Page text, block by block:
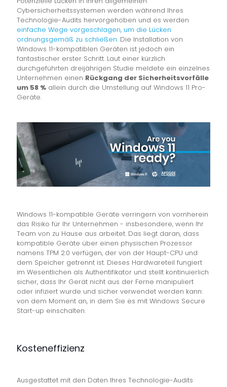
Cybersicherheitssystemen werden während Ihres
Technologie-Audits hervorgehoben und es werden
einfache Wege vorgeschlagen, um die Lücken
ordnungsgemäß zu schließen. Die Installation von
Windows 11-kompatiblen Geräten ist jedoch ein
fantastischer erster Schritt. Laut einer kürzlich
durchgeführten dreijährigen Studie meldete ein einzelnes
Unternehmen einen Rückgang der Sicherheitsvorfälle
um 58 % allein durch die Umstellung auf Windows 11 Pro-
Geräte.
Windows 11-kompatible Geräte verringern von vornherein
das Risiko für Ihr Unternehmen - insbesondere, wenn Ihr
Team von zu Hause aus arbeitet. Das liegt daran, dass
kompatible Geräte über einen physischen Prozessor
namens TPM 2.0 verfügen, der von der Haupt-CPU und
dem Speicher getrennt ist. Dieses Hardwareteil fungiert
im Wesentlichen als Authentifikator und stellt kontinuierlich
sicher, dass Ihr Gerät nicht aus der Ferne manipuliert
oder infiziert wurde und sicher verwendet werden kann:
von dem Moment an, in dem Sie es mit Windows Secure
Start-up einschalten.
Kosteneffizienz
Ausgestattet mit den Daten Ihres Technologie-Audits